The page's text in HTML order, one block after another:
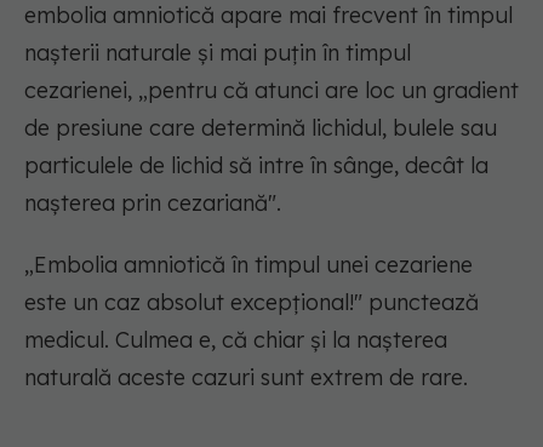
embolia amniotică apare mai frecvent în timpul
nașterii naturale și mai puțin în timpul
cezarienei, „pentru că atunci are loc un gradient
de presiune care determină lichidul, bulele sau
particulele de lichid să intre în sânge, decât la
nașterea prin cezariană".
„Embolia amniotică în timpul unei cezariene
este un caz absolut excepțional!" punctează
medicul. Culmea e, că chiar și la nașterea
naturală aceste cazuri sunt extrem de rare.